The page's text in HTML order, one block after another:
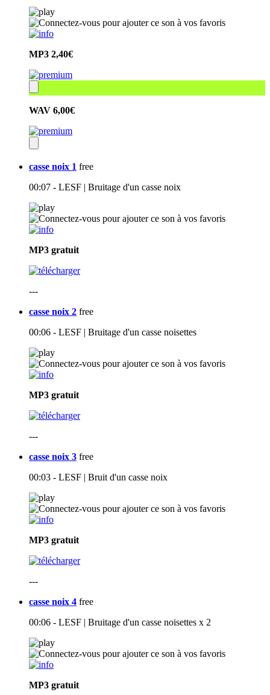
MP3 2,40€
WAV 6,00€
casse noix 1 free
00:07 - LESF | Bruitage d'un casse noix
MP3 gratuit
---
casse noix 2 free
00:06 - LESF | Bruitage d'un casse noisettes
MP3 gratuit
---
casse noix 3 free
00:03 - LESF | Bruit d'un casse noix
MP3 gratuit
---
casse noix 4 free
00:06 - LESF | Bruitage d'un casse noisettes x 2
MP3 gratuit